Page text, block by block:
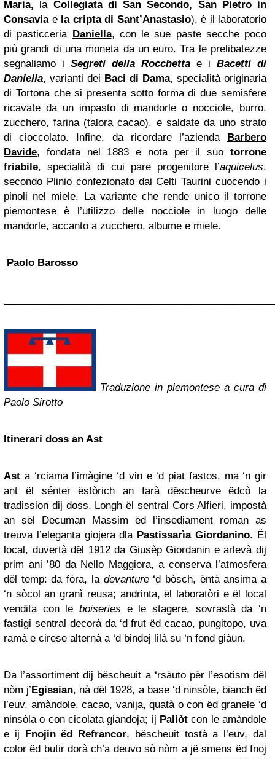
Maria, la Collegiata di San Secondo, San Pietro in
Consavia e la cripta di Sant’Anastasio), è il laboratorio
di pasticceria Daniella, con le sue paste secche poco
più grandi di una moneta da un euro. Tra le prelibatezze
segnaliamo i Segreti della Rocchetta e i Bacetti di
Daniella, varianti dei Baci di Dama, specialità originaria
di Tortona che si presenta sotto forma di due semisfere
ricavate da un impasto di mandorle o nocciole, burro,
zucchero, farina (talora cacao), e saldate da uno strato
di cioccolato. Infine, da ricordare l’azienda Barbero
Davide, fondata nel 1883 e nota per il suo torrone
friabile, specialità di cui pare progenitore l’aquicelus,
secondo Plinio confezionato dai Celti Taurini cuocendo i
pinoli nel miele. La variante che rende unico il torrone
piemontese è l’utilizzo delle nocciole in luogo delle
mandorle, accanto a zucchero, albume e miele.
Paolo Barosso
Traduzione in piemontese a cura di
Paolo Sirotto
Itinerari doss an Ast
Ast a ‘rciama l’imàgine ‘d vin e ‘d piat fastos, ma ‘n gir
ant ël sénter ëstòrich an farà dëscheurve ëdcò la
tradission dij doss. Longh ël sentral Cors Alfieri, impostà
an sël Decuman Massim ëd l’insediament roman as
treuva l’eleganta giojera dla Pastissarìa Giordanino. Ël
local, duvertà dël 1912 da Giusèp Giordanin e arlevà dij
prim ani ’80 da Nello Maggiora, a conserva l’atmosfera
dël temp: da fòra, la devanture‘d bòsch, ëntà ansima a
‘n sòcol an granì reusa; andrinta, ël laboratòri e ël local
vendita con le boiseries e le stagere, sovrastà da ‘n
fastigi sentral decorà da ‘d frut ëd cacao, pungitopo, uva
ramà e cirese alternà a ‘d bindej lilà su ‘n fond giàun.
Da l’assortiment dij bëscheuit a ‘rsàuto për l’esotism dël
nòm j’Egissian, nà dël 1928, a base ‘d ninsòle, bianch ëd
l’euv, amàndole, cacao, vanija, quatà o con ëd granele ‘d
ninsòla o con cicolata giandoja; ij Paliòt con le amàndole
e ij Fnojin ëd Refrancor, bëscheuit tostà a l’euv, dal
color ëd butir dorà ch’a deuvo sò nòm a jë smens ëd fnoj